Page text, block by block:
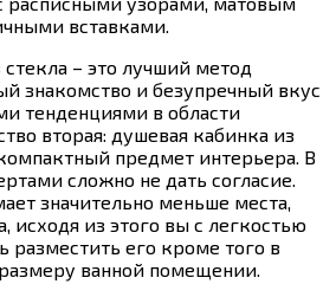
вставками.
– это лучший метод
знакомство и безупречный вкус
тенденциями в области
вторая: душевая кабинка из
предмет интерьера. В
сложно не дать согласие.
значительно меньше места,
исходя из этого вы с легкостью
разместить его кроме того в
ванной помещении.